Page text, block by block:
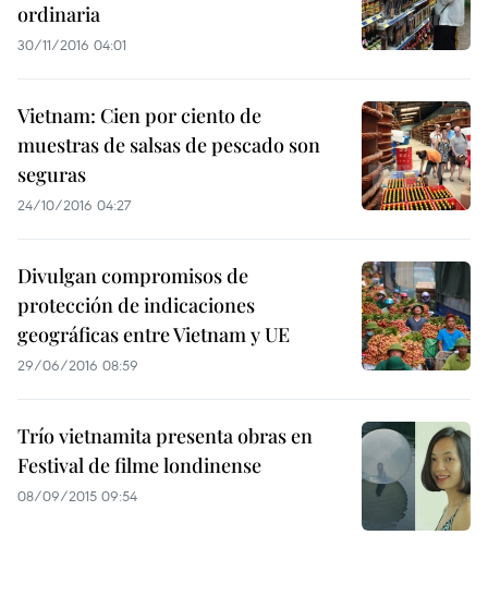
ordinaria
30/11/2016 04:01
Vietnam: Cien por ciento de
muestras de salsas de pescado son
seguras
24/10/2016 04:27
Divulgan compromisos de
protección de indicaciones
geográficas entre Vietnam y UE
29/06/2016 08:59
Trío vietnamita presenta obras en
Festival de filme londinense
08/09/2015 09:54